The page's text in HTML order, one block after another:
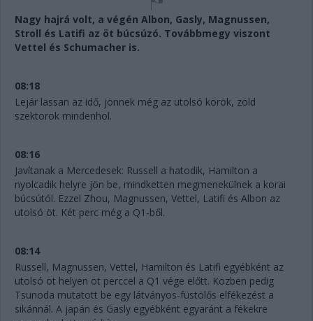
Nagy hajrá volt, a végén Albon, Gasly, Magnussen,
Stroll és Latifi az öt búcsúzó. Továbbmegy viszont
Vettel és Schumacher is.
08:18
Lejár lassan az idő, jönnek még az utolsó körök, zöld
szektorok mindenhol.
08:16
Javítanak a Mercedesek: Russell a hatodik, Hamilton a
nyolcadik helyre jön be, mindketten megmenekülnek a korai
búcsútól. Ezzel Zhou, Magnussen, Vettel, Latifi és Albon az
utolsó öt. Két perc még a Q1-ből.
08:14
Russell, Magnussen, Vettel, Hamilton és Latifi egyébként az
utolsó öt helyen öt perccel a Q1 vége előtt. Közben pedig
Tsunoda mutatott be egy látványos-füstölős elfékezést a
sikánnál. A japán és Gasly egyébként egyaránt a fékekre